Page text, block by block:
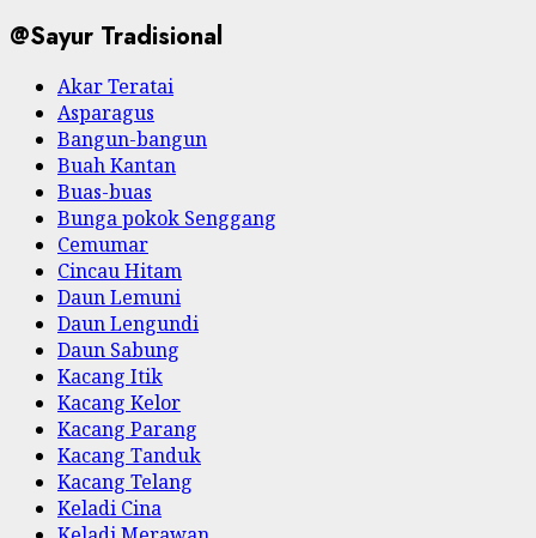
@Sayur Tradisional
Akar Teratai
Asparagus
Bangun-bangun
Buah Kantan
Buas-buas
Bunga pokok Senggang
Cemumar
Cincau Hitam
Daun Lemuni
Daun Lengundi
Daun Sabung
Kacang Itik
Kacang Kelor
Kacang Parang
Kacang Tanduk
Kacang Telang
Keladi Cina